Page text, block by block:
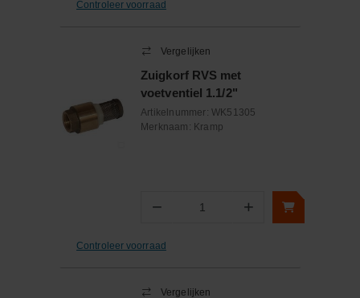
Controleer voorraad
Vergelijken
Zuigkorf RVS met
voetventiel 1.1/2"
Artikelnummer: WK51305
Merknaam: Kramp
− Aantal +
Controleer voorraad
Vergelijken